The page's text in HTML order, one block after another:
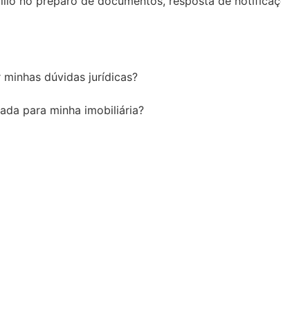
dúvidas jurídicas?
para minha imobiliária?